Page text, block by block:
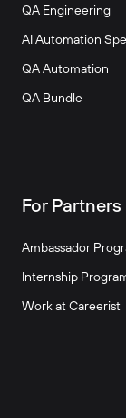
QA Engineering
AI Automation
QA Automation
QA Bundle
For Partners
Ambassador
Internship
Work at Careerist